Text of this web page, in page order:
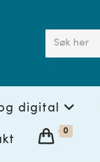
Søk her
digital
0